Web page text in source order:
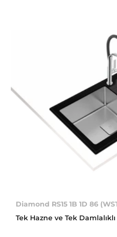
Diamond RS15 1B 1D 86
Tek Hazne ve Tek